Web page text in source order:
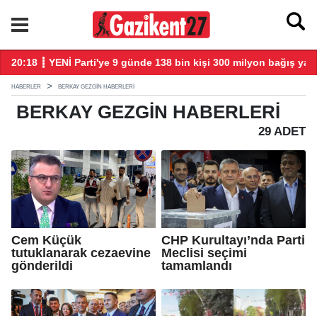
başladı
20:18 ┋ YENİ Parti'ye 9 günde 138 bin kişi 300 milyon bağış
HABERLER BERKAY GEZGIN HABERLERI
BERKAY GEZGIN HABERLERI
29 ADET
Cem Küçük
tutuklanarak cezaevine
gönderildi
CHP Kurultayı’nda Parti
Meclisi seçimi
tamamlandı